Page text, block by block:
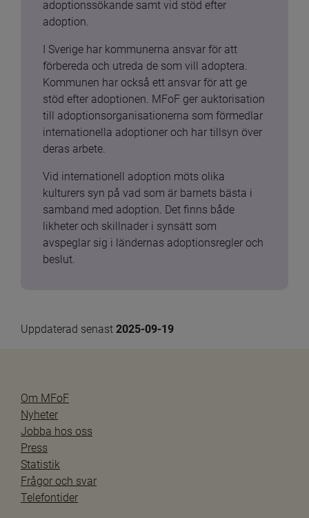
adoptionssökande samt vid stöd efter
adoption.
I Sverige har kommunerna ansvar för att
förbereda och utreda de som vill adoptera.
Kommunen har också ett ansvar för att ge
stöd efter adoptionen. MFoF ger auktorisation
till adoptionsorganisationerna som förmedlar
internationella adoptioner och har tillsyn över
deras arbete.
Vid internationell adoption möts olika
kulturers syn på vad som är barnets bästa i
samband med adoption. Det finns både
likheter och skillnader i synsätt som
avspeglar sig i ländernas adoptionsregler och
beslut.
Uppdaterad senast 2025-09-19
Om MFoF
Nyheter
Jobba hos oss
Press
Statistik
Frågor och svar
Telefontider